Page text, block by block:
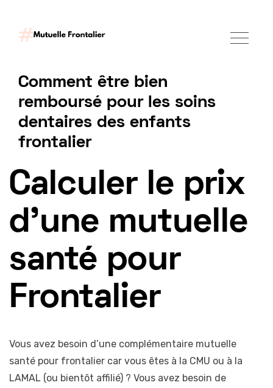
Comment être bien
remboursé pour les soins
dentaires des enfants
frontalier
Tarif mutuelle Frontalier 2025
Calculer le prix
d'une mutuelle
santé pour
Frontalier
Vous avez besoin d’une complémentaire mutuelle
santé pour frontalier car vous êtes à la CMU ou à la
LAMAL (ou bientôt affilié) ? Vous avez besoin de